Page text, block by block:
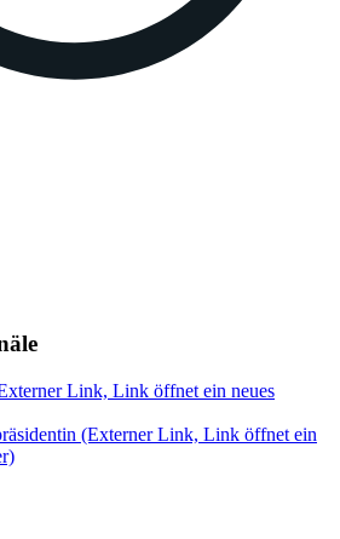
Link, Link öffnet ein neues
(Externer Link, Link öffnet ein